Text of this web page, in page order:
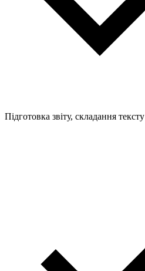
Підготовка звіту, складання тексту